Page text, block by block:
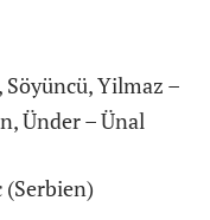
Yilmaz –
Ünder – Ünal
(Serbien)